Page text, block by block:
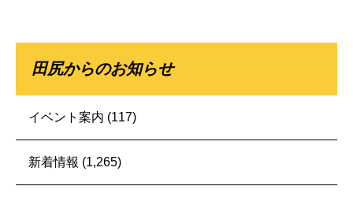
田尻からのお知らせ
イベント案内 (117)
新着情報 (1,265)